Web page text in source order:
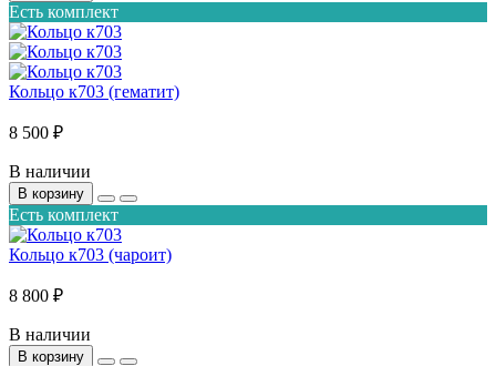
Есть комплект
Кольцо к703 (гематит)
8 500 ₽
В наличии
В корзину
Есть комплект
Кольцо к703 (чароит)
8 800 ₽
В наличии
В корзину